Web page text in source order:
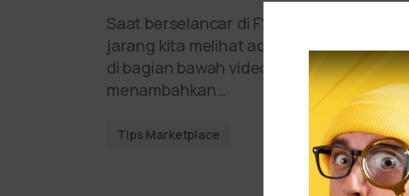
Saat berselancar di FYP TikTok, tak
jarang kita melihat ada keranjang kuning
di bagian bawah video. Cara
menambahkan…
Tips Marketplace